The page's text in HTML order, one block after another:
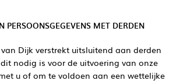
PERSOONSGEGEVENS MET DERDEN
Dijk verstrekt uitsluitend aan derden
nodig is voor de uitvoering van onze
u of om te voldoen aan een wettelijke